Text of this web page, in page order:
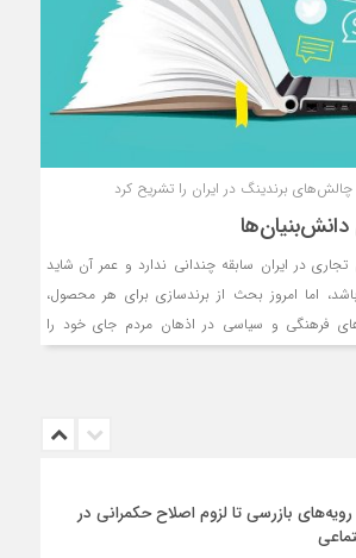
برندینگ در ایران را تشریح کرد
در ایران سابقه چندانی ندارد و عمر آن شاید
اما امروز بحث از برندسازی برای هر محصول،
فرهنگی و سیاسی در اذهان مردم جای خود را
برندسازی شرکت‌های دانش‌‌‌‌‌‌‌بنیان منتشر کرده و به
برندسازی در این بخش پرداخته است. بنا بر این
و علامت تجاری نیست، بلکه هویتی است برای تعیین
صاحب برند که قضاوت آن برعهده مشتریان است.
یکی از مهم‌ترین اصول هر کسب‌‌‌‌‌‌‌وکاری است که
بازرسی تا لزوم اصلاح حکمرانی در